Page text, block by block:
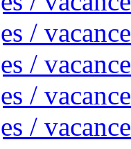
/
/
/
/